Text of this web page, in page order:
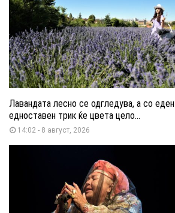
Лавандата лесно се одгледува, а со еден
едноставен трик ќе цвета цело...
14:02 - 8 август, 2026